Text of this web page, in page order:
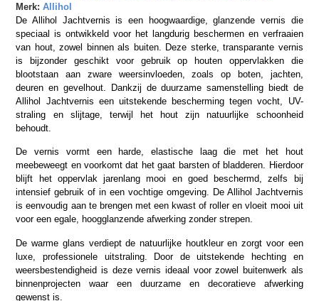
Merk:Allihol
De Allihol Jachtvernis is een hoogwaardige, glanzende vernis die
speciaal is ontwikkeld voor het langdurig beschermen en verfraaien
van hout, zowel binnen als buiten. Deze sterke, transparante vernis
is bijzonder geschikt voor gebruik op houten oppervlakken die
blootstaan aan zware weersinvloeden, zoals op boten, jachten,
deuren en gevelhout. Dankzij de duurzame samenstelling biedt de
Allihol Jachtvernis een uitstekende bescherming tegen vocht, UV-
straling en slijtage, terwijl het hout zijn natuurlijke schoonheid
behoudt.
De vernis vormt een harde, elastische laag die met het hout
meebeweegt en voorkomt dat het gaat barsten of bladderen. Hierdoor
blijft het oppervlak jarenlang mooi en goed beschermd, zelfs bij
intensief gebruik of in een vochtige omgeving. De Allihol Jachtvernis
is eenvoudig aan te brengen met een kwast of roller en vloeit mooi uit
voor een egale, hoogglanzende afwerking zonder strepen.
De warme glans verdiept de natuurlijke houtkleur en zorgt voor een
luxe, professionele uitstraling. Door de uitstekende hechting en
weersbestendigheid is deze vernis ideaal voor zowel buitenwerk als
binnenprojecten waar een duurzame en decoratieve afwerking
gewenst is.